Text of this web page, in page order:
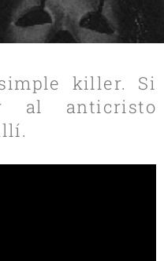
killer. Si
al anticristo